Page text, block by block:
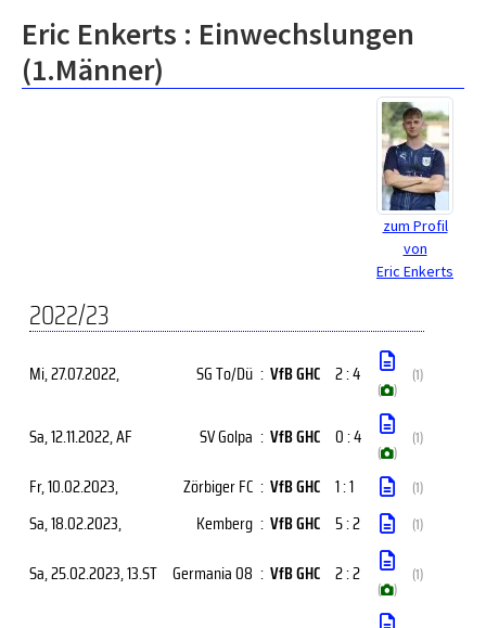
Eric Enkerts : Einwechslungen
(1.Männer)
zum Profil
von
Eric Enkerts
2022/23
Mi, 27.07.2022, SG To/Dü : VfB GHC 2 : 4
( )
(1)
Sa, 12.11.2022, AF SV Golpa : VfB GHC 0 : 4
( )
(1)
Fr, 10.02.2023, Zörbiger FC : VfB GHC 1 : 1 (1)
Sa, 18.02.2023, Kemberg : VfB GHC 5 : 2 (1)
Sa, 25.02.2023, 13.ST Germania 08 : VfB GHC 2 : 2
( )
(1)